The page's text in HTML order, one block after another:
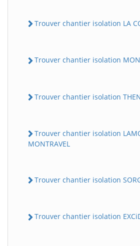
Trouver chantier isolation LA
Trouver chantier isolation
Trouver chantier isolation
Trouver chantier isolation
MONTRAVEL
Trouver chantier isolation
Trouver chantier isolation